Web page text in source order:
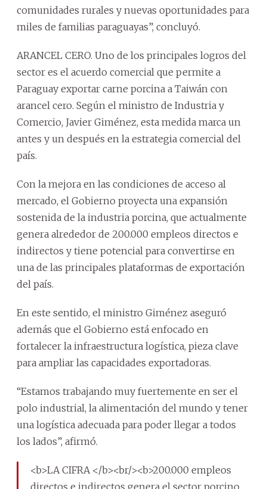
comunidades rurales y nuevas oportunidades para
miles de familias paraguayas”, concluyó.
ARANCEL CERO. Uno de los principales logros del
sector es el acuerdo comercial que permite a
Paraguay exportar carne porcina a Taiwán con
arancel cero. Según el ministro de Industria y
Comercio, Javier Giménez, esta medida marca un
antes y un después en la estrategia comercial del
país.
Con la mejora en las condiciones de acceso al
mercado, el Gobierno proyecta una expansión
sostenida de la industria porcina, que actualmente
genera alrededor de 200.000 empleos directos e
indirectos y tiene potencial para convertirse en
una de las principales plataformas de exportación
del país.
En este sentido, el ministro Giménez aseguró
además que el Gobierno está enfocado en
fortalecer la infraestructura logística, pieza clave
para ampliar las capacidades exportadoras.
“Estamos trabajando muy fuertemente en ser el
polo industrial, la alimentación del mundo y tener
una logística adecuada para poder llegar a todos
los lados”, afirmó.
<b>LA CIFRA </b><br/><b>200.000 empleos
directos e indirectos genera el sector porcino.